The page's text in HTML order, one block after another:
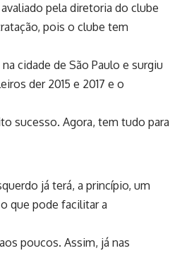
pela diretoria do clube
pois o clube tem
cidade de São Paulo e surgiu
der 2015 e 2017 e o
sucesso. Agora, tem tudo para
já terá, a princípio, um
que pode facilitar a
poucos. Assim, já nas